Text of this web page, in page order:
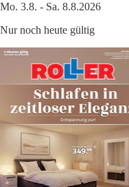
Mo. 3.8. - Sa. 8.8.2026
Nur noch heute gültig